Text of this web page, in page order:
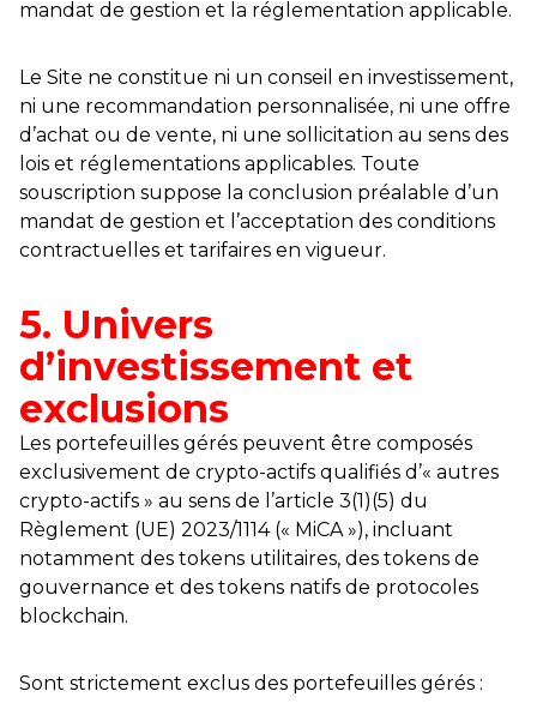
mandat de gestion et la réglementation applicable.
Le Site ne constitue ni un conseil en investissement,
ni une recommandation personnalisée, ni une offre
d’achat ou de vente, ni une sollicitation au sens des
lois et réglementations applicables. Toute
souscription suppose la conclusion préalable d’un
mandat de gestion et l’acceptation des conditions
contractuelles et tarifaires en vigueur.
5. Univers
d’investissement et
exclusions
Les portefeuilles gérés peuvent être composés
exclusivement de crypto-actifs qualifiés d’« autres
crypto-actifs » au sens de l’article 3(1)(5) du
Règlement (UE) 2023/1114 (« MiCA »), incluant
notamment des tokens utilitaires, des tokens de
gouvernance et des tokens natifs de protocoles
blockchain.
Sont strictement exclus des portefeuilles gérés :